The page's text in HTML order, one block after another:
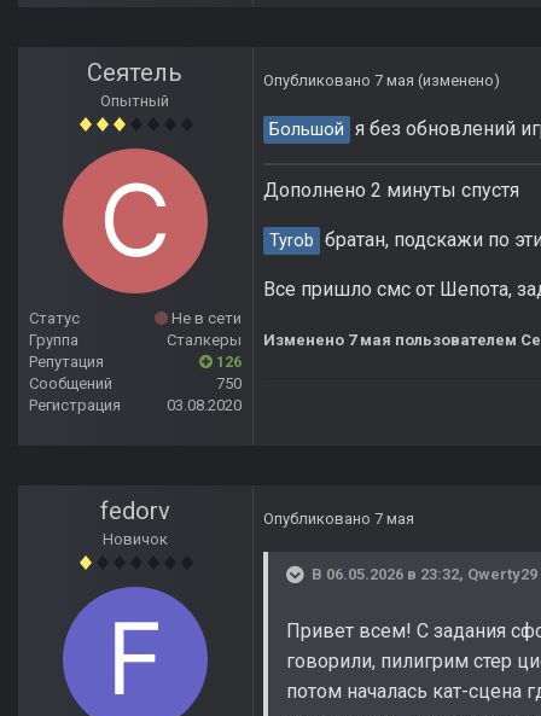
Сеятель
Опытный
Статус
Не в сети
Группа
Сталкеры
Репутация
126
Сообщений
750
Регистрация
03.08.2020
Опубликовано 7 мая (изменено)
Большой я без обновлений
Дополнено 2 минуты спустя
Tyrob братан, подскажи по
Все пришло смс от Шепота,
Изменено 7 мая пользователем
fedorv
Новичок
Опубликовано 7 мая
В 06.05.2026 в 23:32, Qwerty29
Привет всем! С задания
говорили, пилигрим стер
потом началась кат-сцена